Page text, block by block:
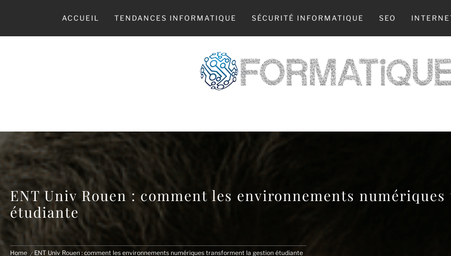
ACCUEIL TENDANCES INFORMATIQUE SÉCURITÉ INFORMATIQUE SEO
ENT Univ Rouen : comment les environnements
étudiante
Home ENT Univ Rouen : comment les environnements numériques transforment la gestion étudiante